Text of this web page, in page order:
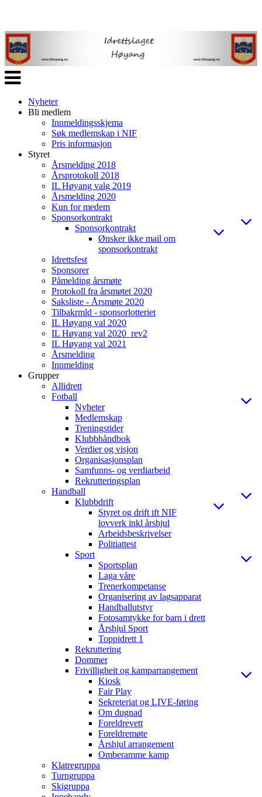
Veksle
navigasjon
Nyheter
Bli medlem
Innmeldingsskjema
Søk medlemskap i NIF
Pris informasjon
Styret
Årsmelding 2018
Årsprotokoll 2018
IL Høyang valg 2019
Årsmelding 2020
Kun for medem
Sponsorkontrakt
Sponsorkontrakt
Ønsker ikke mail om
sponsorkontrakt
Idrettsfest
Sponsorer
Påmelding årsmøte
Protokoll fra årsmøtet 2020
Saksliste - Årsmøte 2020
Tilbakrmld - sponsorlotteriet
IL Høyang val 2020
IL Høyang val 2020_rev2
IL Høyang val 2021
Årsmelding
Innmelding
Grupper
Allidrett
Fotball
Nyheter
Medlemskap
Treningstider
Klubbhåndbok
Verdier og visjon
Organisasjonsplan
Samfunns- og verdiarbeid
Rekrutteringsplan
Handball
Klubbdrift
Styret og drift ift NIF
lovverk inkl årshjul
Arbeidsbeskrivelser
Politiattest
Sport
Sportsplan
Laga våre
Trenerkompetanse
Organisering av lagsapparat
Handballutstyr
Fotosamtykke for barn i drett
Årshjul Sport
Toppidrett 1
Rekruttering
Dommer
Frivilligheit og kamparrangement
Kiosk
Fair Play
Sekreteriat og LIVE-føring
Om dugnad
Foreldrevett
Foreldremøte
Årshjul arrangement
Omberamme kamp
Klatregruppa
Turngruppa
Skigruppa